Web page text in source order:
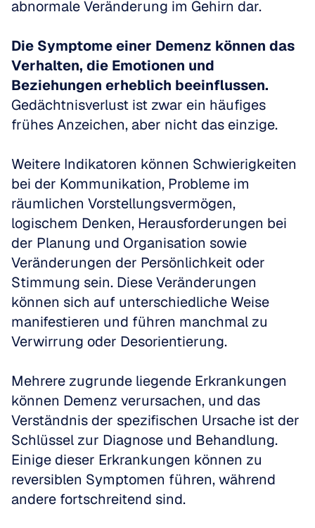
abnormale Veränderung im Gehirn dar.
Die Symptome einer Demenz können das
Verhalten, die Emotionen und
Beziehungen erheblich beeinflussen.
Gedächtnisverlust ist zwar ein häufiges
frühes Anzeichen, aber nicht das einzige.
Weitere Indikatoren können Schwierigkeiten
bei der Kommunikation, Probleme im
räumlichen Vorstellungsvermögen,
logischem Denken, Herausforderungen bei
der Planung und Organisation sowie
Veränderungen der Persönlichkeit oder
Stimmung sein. Diese Veränderungen
können sich auf unterschiedliche Weise
manifestieren und führen manchmal zu
Verwirrung oder Desorientierung.
Mehrere zugrunde liegende Erkrankungen
können Demenz verursachen, und das
Verständnis der spezifischen Ursache ist der
Schlüssel zur Diagnose und Behandlung.
Einige dieser Erkrankungen können zu
reversiblen Symptomen führen, während
andere fortschreitend sind.